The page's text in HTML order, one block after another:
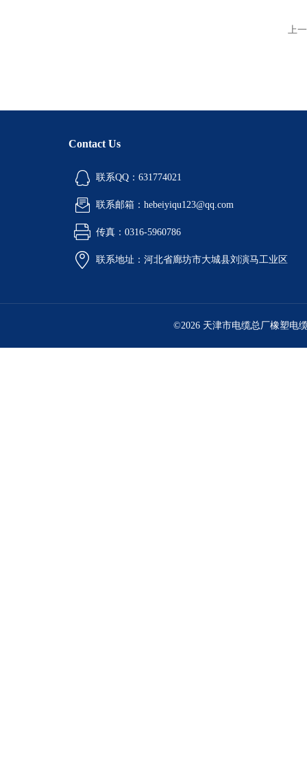
上
Contact Us
联系QQ：631774021
联系邮箱：hebeiyiqu123@qq.com
传真：0316-5960786
联系地址：河北省廊坊市大城县刘演马工业区
©2026 天津市电缆总厂橡塑电